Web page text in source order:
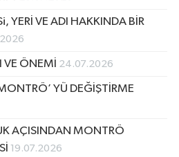
YERİ VE ADI HAKKINDA BİR
ÖNEMİ 24.07.2026
YÜ DEĞİŞTİRME
AÇISINDAN MONTRÖ
19.07.2026